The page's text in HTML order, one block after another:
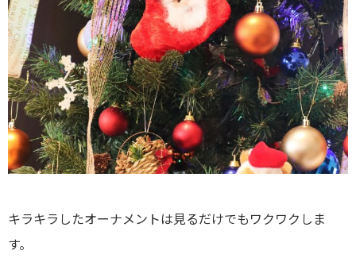
キラキラしたオーナメントは見るだけでもワクワクしま
す。